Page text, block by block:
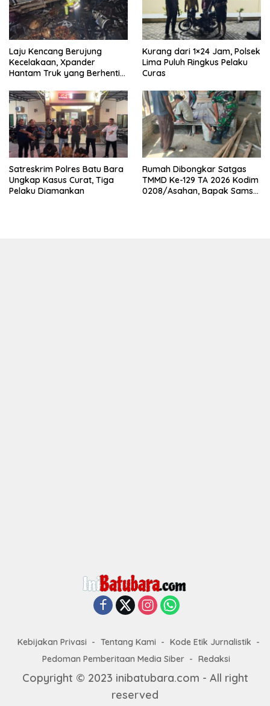
Laju Kencang Berujung
Kecelakaan, Xpander
Hantam Truk yang Berhenti
Kurang dari 1×24 Jam, Polsek
Lima Puluh Ringkus Pelaku
Curas
Satreskrim Polres Batu Bara
Ungkap Kasus Curat, Tiga
Pelaku Diamankan
Rumah Dibongkar Satgas
TMMD Ke-129 TA 2026 Kodim
0208/Asahan, Bapak Samsul
Kebijakan Privasi Tentang Kami
Kode Etik Jurnalistik
Pedoman Pemberitaan Media Siber
Redaksi
Copyright © 2023 inibatubara.com - All right
reserved